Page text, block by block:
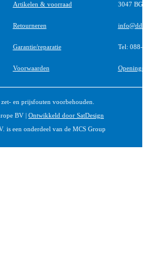
Artikelen & voorraad
Retourneren
Garantie/reparatie
Voorwaarden
3047 BG
Tel: 088-
en prijsfouten voorbehouden.
BV | Ontwikkeld door SatDesign
is een onderdeel van de MCS Group